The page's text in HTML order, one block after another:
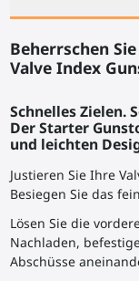
Beherrschen
Valve Index
Schnelles Zielen.
Der Starter
und leichten
Justieren Sie Ihre
Besiegen Sie das
Lösen Sie die
Nachladen,
Abschüsse